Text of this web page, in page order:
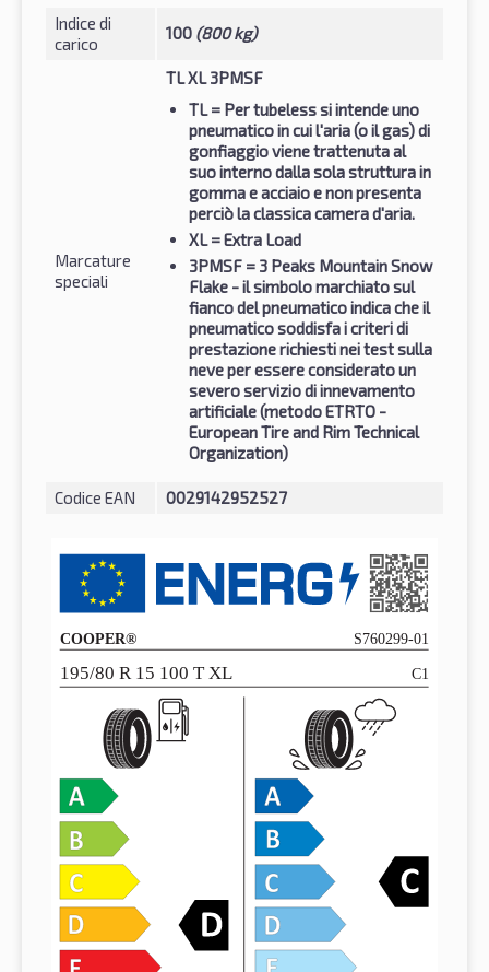
Indice di
carico
100 (800 kg)
Marcature
speciali
TL XL 3PMSF
TL= Per tubeless si intende uno
pneumatico in cui l'aria (o il gas) di
gonfiaggio viene trattenuta al
suo interno dalla sola struttura in
gomma e acciaio e non presenta
perciò la classica camera d'aria.
XL= Extra Load
3PMSF = 3 Peaks Mountain Snow
Flake - il simbolo marchiato sul
fianco del pneumatico indica che il
pneumatico soddisfa i criteri di
prestazione richiesti nei test sulla
neve per essere considerato un
severo servizio di innevamento
artificiale (metodo ETRTO -
European Tire and Rim Technical
Organization)
Codice EAN 0029142952527